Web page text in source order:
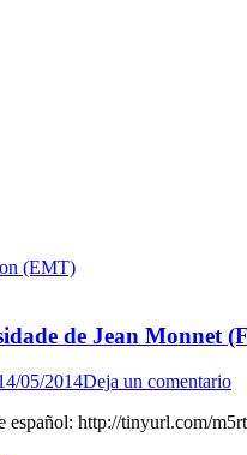
(EMT)
de Jean Monnet
05/2014Deja un comentario
español: http://tinyurl.com/